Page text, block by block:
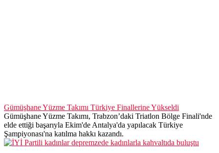
Gümüşhane Yüzme Takımı Türkiye Finallerine Yükseldi
Gümüşhane Yüzme Takımı, Trabzon’daki Triatlon Bölge Finali'nde
elde ettiği başarıyla Ekim'de Antalya'da yapılacak Türkiye
Şampiyonası'na katılma hakkı kazandı.